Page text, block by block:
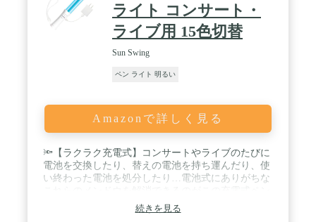
ライト コンサート・
ライブ用 15色切替
Sun Swing
ペン ライト 明るい
Amazonで詳しく見る
🔦【ラクラク充電式】コンサートやライブのたびに
電池を交換したり、替えの電池を持ち運んだり、使
い終わった電池を処分したり…電池式にありがちな
ライト「CHAPICA」。サっと充電するだけで、繰
り返し何度でも使うことができます。自宅や遠征先
続きを見る